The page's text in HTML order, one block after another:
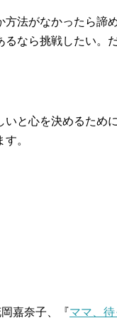
方法がなかったら
るなら挑戦したい。
いと心を決めるため
。
嘉奈子、『ママ、